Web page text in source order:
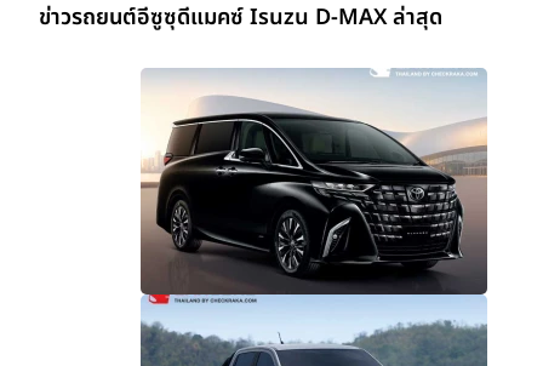
ข่าวรถยนต์อีซูซุดีแมคซ์ Isuzu D-MAX ล่าสุด